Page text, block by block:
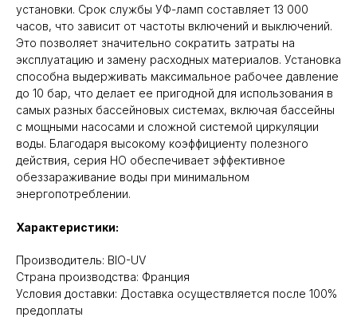
установки. Срок службы УФ-ламп составляет 13 000
часов, что зависит от частоты включений и выключений.
Это позволяет значительно сократить затраты на
эксплуатацию и замену расходных материалов. Установка
способна выдерживать максимальное рабочее давление
до 10 бар, что делает ее пригодной для использования в
самых разных бассейновых системах, включая бассейны
с мощными насосами и сложной системой циркуляции
воды. Благодаря высокому коэффициенту полезного
действия, серия НО обеспечивает эффективное
обеззараживание воды при минимальном
энергопотреблении.
Характеристики:
Производитель: BIO-UV
Cтрана производства: Франция
Условия доставки: Доставка осуществляется после 100%
предоплаты